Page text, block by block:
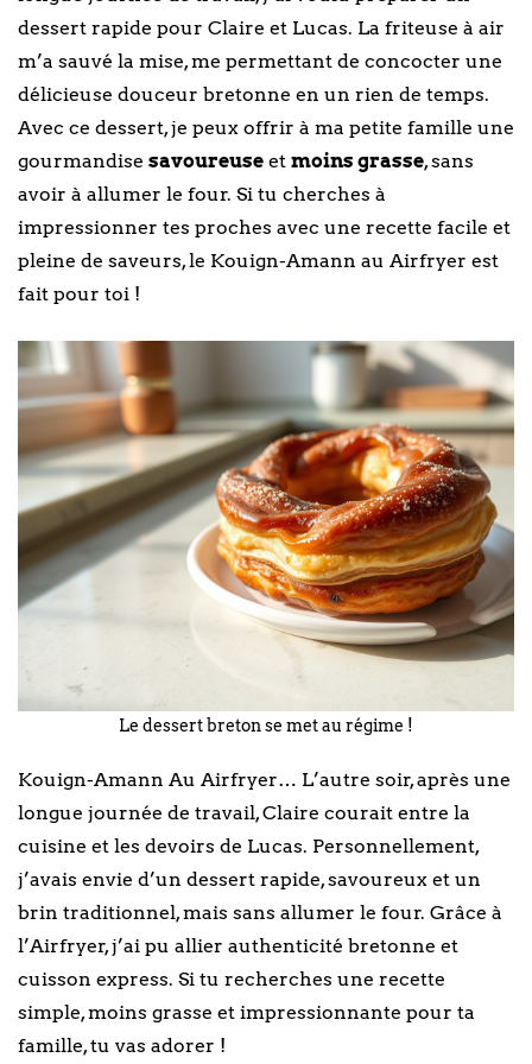
dessert rapide pour Claire et Lucas. La friteuse à air
m’a sauvé la mise, me permettant de concocter une
délicieuse douceur bretonne en un rien de temps.
Avec ce dessert, je peux offrir à ma petite famille une
gourmandise savoureuse et moins grasse, sans
avoir à allumer le four. Si tu cherches à
impressionner tes proches avec une recette facile et
pleine de saveurs, le Kouign-Amann au Airfryer est
fait pour toi !
Le dessert breton se met au régime !
Kouign-Amann Au Airfryer… L’autre soir, après une
longue journée de travail, Claire courait entre la
cuisine et les devoirs de Lucas. Personnellement,
j’avais envie d’un dessert rapide, savoureux et un
brin traditionnel, mais sans allumer le four. Grâce à
l’Airfryer, j’ai pu allier authenticité bretonne et
cuisson express. Si tu recherches une recette
simple, moins grasse et impressionnante pour ta
famille, tu vas adorer !